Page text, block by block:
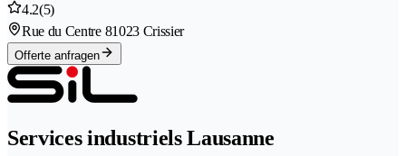
4.2(5)
Rue du Centre 81023 Crissier
Offerte anfragen
Services industriels Lausanne